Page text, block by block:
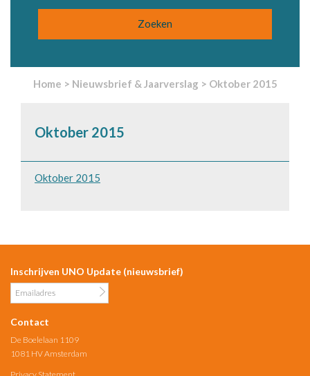
Home > Nieuwsbrief & Jaarverslag > Oktober 2015
Oktober 2015
Oktober 2015
Inschrijven UNO Update (nieuwsbrief)
Contact
De Boelelaan 1109
1081 HV Amsterdam
Privacy Statement